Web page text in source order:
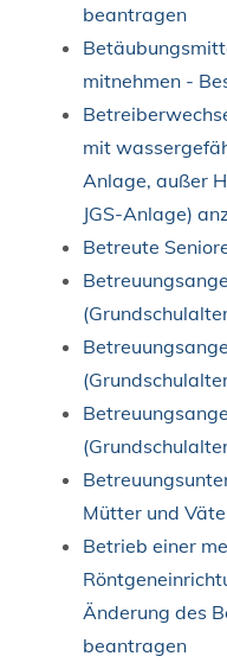
beantragen
mitnehmen -
mit
Anlage, außer
JGS-Anlage)
Betreute
Mütter und
Betrieb einer
Änderung des
beantragen